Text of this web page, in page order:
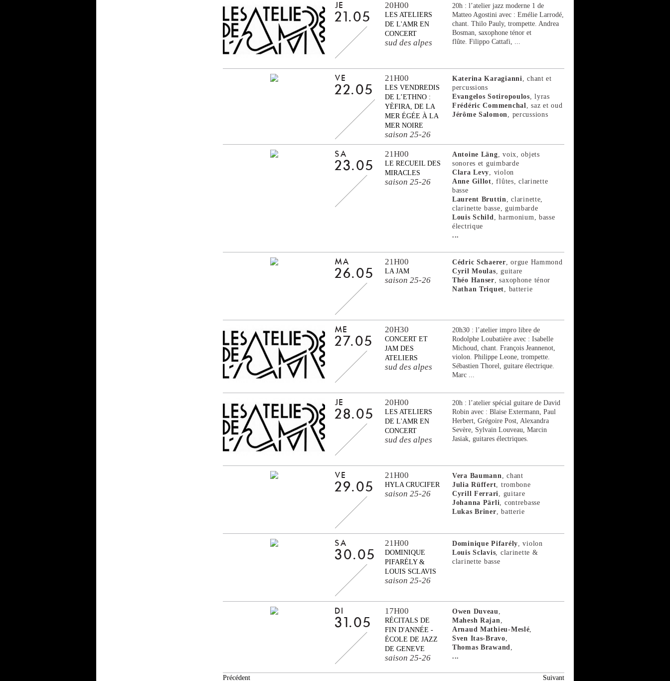
JE
21.05
20H00
LES ATELIERS
DE L'AMR EN
CONCERT
sud des alpes
20h : l’atelier jazz moderne 1 de
Matteo Agostini avec : Emélie Larrodé,
chant. Thilo Pauly, trompette. Andrea
Bosman, saxophone ténor et
flûte. Filippo Cattafi, ...
VE
22.05
21H00
LES VENDREDIS
DE L’ETHNO :
YÈFIRA, DE LA
MER ÉGÉE À LA
MER NOIRE
saison 25-26
Katerina Karagianni, chant et
percussions
Evangelos Sotiropoulos, lyras
Frédéric Commenchal, saz et oud
Jérôme Salomon, percussions
SA
23.05
21H00
LE RECUEIL DES
MIRACLES
saison 25-26
Antoine Läng, voix, objets
sonores et guimbarde
Clara Levy, violon
Anne Gillot, flûtes, clarinette
basse
Laurent Bruttin, clarinette,
clarinette basse, guimbarde
Louis Schild, harmonium, basse
électrique
...
MA
26.05
21H00
LA JAM
saison 25-26
Cédric Schaerer , orgue Hammond
Cyril Moulas , guitare
Théo Hanser , saxophone ténor
Nathan Triquet , batterie
ME
27.05
20H30
CONCERT ET
JAM DES
ATELIERS
sud des alpes
20h30 : l’atelier impro libre de
Rodolphe Loubatière avec : Isabelle
Michoud, chant. François Jeannenot,
violon. Philippe Leone, trompette.
Sébastien Thorel, guitare électrique.
Marc ...
JE
28.05
20H00
LES ATELIERS
DE L'AMR EN
CONCERT
sud des alpes
20h : l’atelier spécial guitare de David
Robin avec : Blaise Extermann, Paul
Herbert, Grégoire Post, Alexandra
Sevère, Sylvain Louveau, Marcin
Jasiak, guitares électriques.
VE
29.05
21H00
HYLA CRUCIFER
saison 25-26
Vera Baumann
, chant
Julia Rüffert , trombone
Cyrill Ferrari
, guitare
Johanna Pärli , contrebasse
Lukas Briner , batterie
SA
30.05
21H00
DOMINIQUE
PIFARÉLY &
LOUIS SCLAVIS
saison 25-26
Dominique Pifarély , violon
Louis Sclavis , clarinette &
clarinette basse
DI
31.05
17H00
RÉCITALS DE
FIN D'ANNÉE -
ÉCOLE DE JAZZ
DE GENEVE
saison 25-26
Owen Duveau
Mahesh Rajan
Arnaud Mathieu-Meslé
Sven Itas-Bravo
Thomas Brawand
...
Précédent Suivant